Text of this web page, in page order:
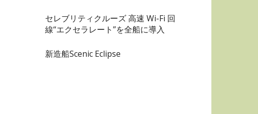
セレブリティクルーズ 高速 Wi-Fi 回
線“エクセラレート”を全船に導入
新造船Scenic Eclipse